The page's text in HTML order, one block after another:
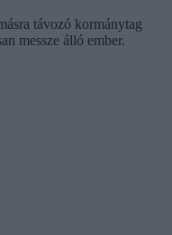
távozó kormánytag
messze álló ember.